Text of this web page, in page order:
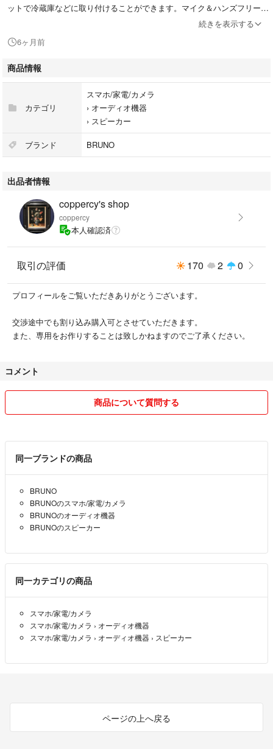
ットで冷蔵庫などに取り付けることができます。マイク＆ハンズフリー通
スピーカータイプ：ステレオ
本体重量：68 g
#BDE060-GRG
#スマホ/家電/カメラ
#スピーカー
続きを表示する
6ヶ月前
商品情報
カテゴリ
スマホ/家電/カメラ
› オーディオ機器
› スピーカー
ブランド BRUNO
出品者情報
coppercy's shop
coppercy
本人確認済
取引の評価 170 2 0
プロフィールをご覧いただきありがとうございます。
交渉途中でも割り込み購入可とさせていただきます。
また、専用をお作りすることは致しかねますのでご了承ください。
コメント
商品について質問する
同一ブランドの商品
BRUNO
BRUNOのスマホ/家電/カメラ
BRUNOのオーディオ機器
BRUNOのスピーカー
同一カテゴリの商品
スマホ/家電/カメラ
スマホ/家電/カメラ › オーディオ機器
スマホ/家電/カメラ › オーディオ機器 › スピーカー
ページの上へ戻る